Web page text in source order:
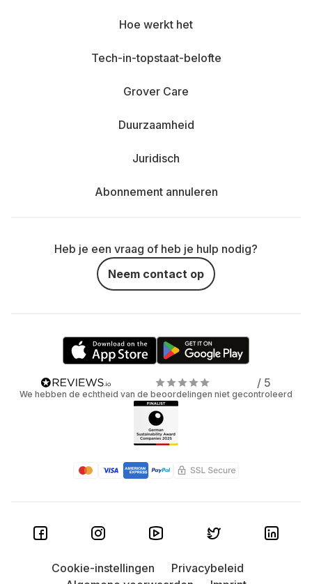
Hoe werkt het
Tech-in-topstaat-belofte
Grover Care
Duurzaamheid
Juridisch
Abonnement annuleren
Heb je een vraag of heb je hulp nodig?
Neem contact op
/ 5
We hebben de echtheid van de beoordelingen niet gecontroleerd
Cookie-instellingen
Privacybeleid